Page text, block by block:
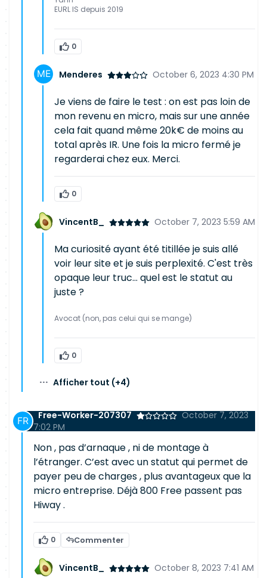
EURL IS depuis 2019
0
Menderes October 6, 2023 4:30 PM
Je viens de faire le test : on est pas loin de
mon revenu en micro, mais sur une année
cela fait quand même 20k€ de moins au
total après IR. Une fois la micro fermé je
regarderai chez eux. Merci.
0
VincentB_ October 7, 2023 5:59 AM
Ma curiosité ayant été titillée je suis allé
voir leur site et je suis perplexité. C'est très
opaque leur truc... quel est le statut au
juste ?
Avocat (non, pas celui qui se mange)
0
··· Afficher tout (+4)
Free-Worker-207307
October 7, 2023
7:02 PM
Non , pas d’arnaque , ni de montage à
l’étranger. C’est avec un statut qui permet de
payer peu de charges , plus avantageux que la
micro entreprise. Déjà 800 Free passent pas
Hiway .
0 Commenter
VincentB_ October 8, 2023 7:41 AM